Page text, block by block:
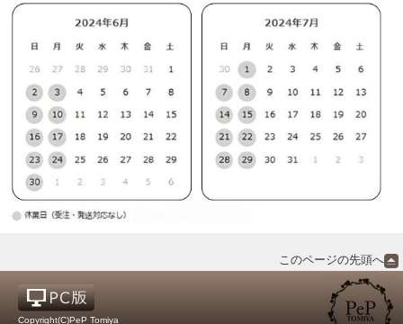
このページの先頭へ
Copyright(C)PeP Tomiya